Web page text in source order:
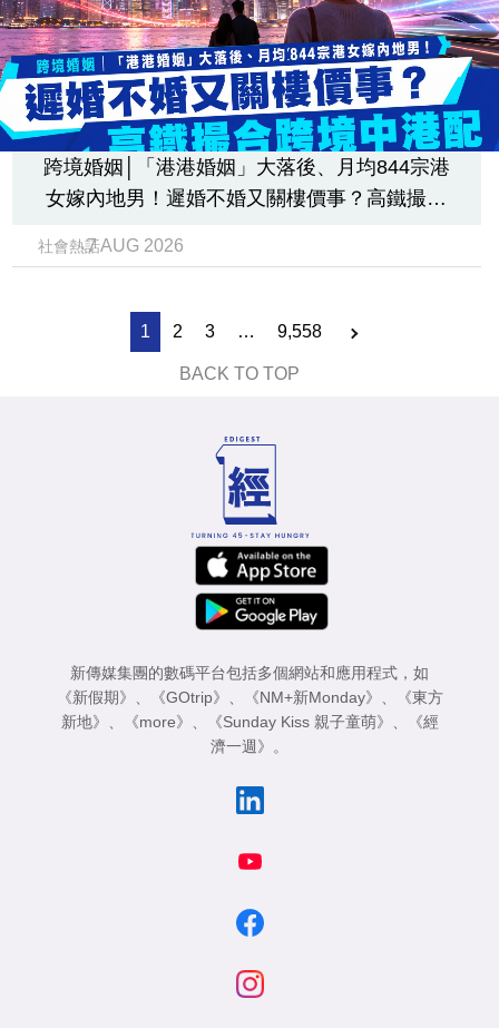
跨境婚姻│「港港婚姻」大落後、月均844宗港
女嫁內地男！遲婚不婚又關樓價事？高鐵撮合
社會熱話7 AUG 2026
1 2 3 … 9,558
BACK TO TOP
新傳媒集團的數碼平台包括多個網站和應用程式，如
《新假期》
《GOtrip》 《NM+新Monday》
《東方
新地》
《more》 《Sunday Kiss 親子童萌》
《經
濟一週》
。